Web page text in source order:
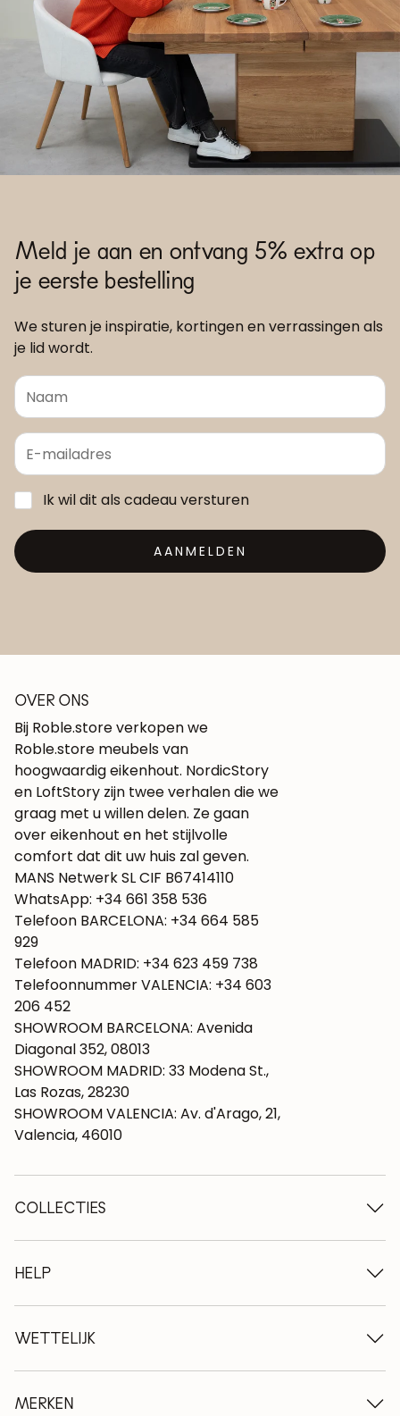
Meld je aan en ontvang 5% extra op
je eerste bestelling
We sturen je inspiratie, kortingen en verrassingen als
je lid wordt.
Ik wil dit als cadeau versturen
AANMELDEN
OVER ONS
Bij Roble.store verkopen we
Roble.store meubels van
hoogwaardig eikenhout. NordicStory
en LoftStory zijn twee verhalen die we
graag met u willen delen. Ze gaan
over eikenhout en het stijlvolle
comfort dat dit uw huis zal geven.
MANS Netwerk SL CIF B67414110
WhatsApp: +34 661 358 536
Telefoon BARCELONA: +34 664 585
929
Telefoon MADRID: +34 623 459 738
Telefoonnummer VALENCIA: +34 603
206 452
SHOWROOM BARCELONA: Avenida
Diagonal 352, 08013
SHOWROOM MADRID: 33 Modena St.,
Las Rozas, 28230
SHOWROOM VALENCIA: Av. d'Arago, 21,
Valencia, 46010
COLLECTIES
Houten tafels
Uitschuifbare tafels
Houten stoelen
Houten ladekasten
Houten bedden
HELP
Wie we zijn
Leveringsvoorwaarden
Professionals
FAQ
WETTELIJK
Betalingswijzen
Privacybeleid
MERKEN